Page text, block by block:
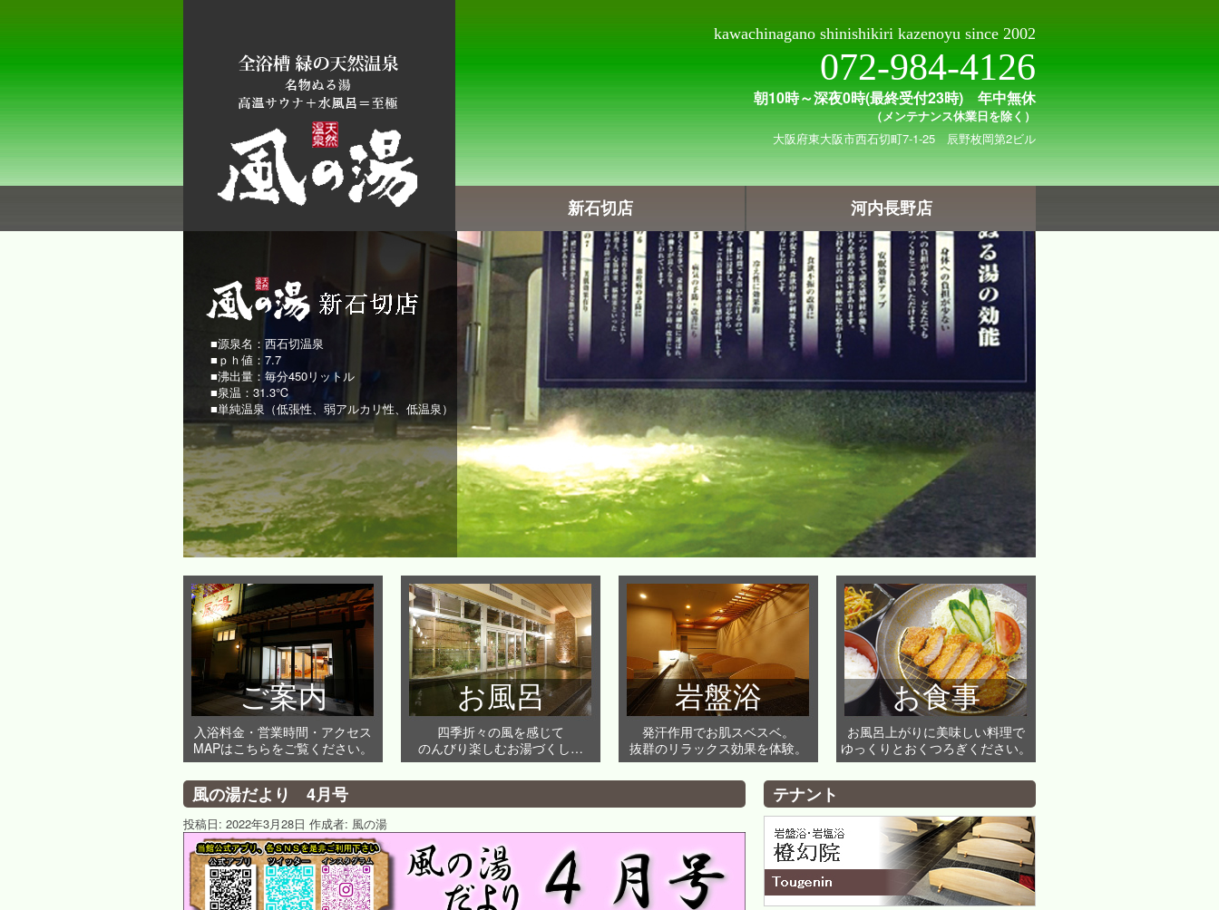
kawachinagano shinishikiri kazenoyu since 2002
072-984-4126
朝10時～深夜0時(最終受付23時) 年中無休
（メンテナンス休業日を除く）
大阪府東大阪市西石切町7-1-25 辰野枚岡第2ビル
新石切店 河内長野店
■源泉名：西石切温泉
■ｐｈ値：7.7
■沸出量：毎分450リットル
■泉温：31.3℃
■単純温泉（低張性、弱アルカリ性、低温泉）
ご案内
入浴料金・営業時間・アクセス
MAPはこちらをご覧ください。
お風呂
四季折々の風を感じて
のんびり楽しむお湯づくし…
岩盤浴
発汗作用でお肌スベスベ。
抜群のリラックス効果を体験。
お食事
お風呂上がりに美味しい料理で
ゆっくりとおくつろぎください。
風の湯だより 4月号
投稿日: 2022年3月28日 作成者: 風の湯
テナント